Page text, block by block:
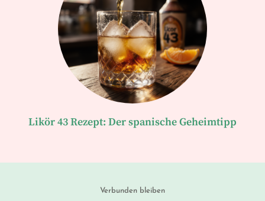
Likör 43 Rezept: Der spanische Geheimtipp
Verbunden bleiben